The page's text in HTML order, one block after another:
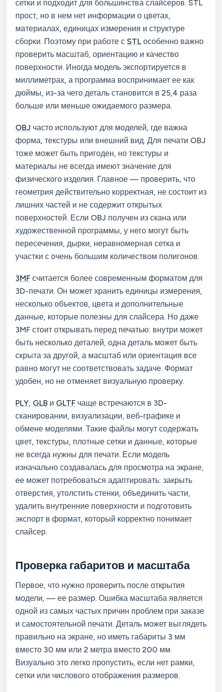
сетки и подходит для большинства слайсеров. STL
прост, но в нем нет информации о цветах,
материалах, единицах измерения и структуре
сборки. Поэтому при работе с STL особенно важно
проверить масштаб, ориентацию и качество
поверхности. Иногда модель экспортируется в
миллиметрах, а программа воспринимает ее как
дюймы, из-за чего деталь становится в 25,4 раза
больше или меньше ожидаемого размера.
OBJ часто используют для моделей, где важна
форма, текстуры или внешний вид. Для печати OBJ
тоже может быть пригоден, но текстуры и
материалы не всегда имеют значение для
физического изделия. Главное — проверить, что
геометрия действительно корректная, не состоит из
лишних частей и не содержит открытых
поверхностей. Если OBJ получен из скана или
художественной программы, у него могут быть
пересечения, дырки, неравномерная сетка и
участки с очень большим количеством полигонов.
3MF считается более современным форматом для
3D-печати. Он может хранить единицы измерения,
несколько объектов, цвета и дополнительные
данные, которые полезны для слайсера. Но даже
3MF стоит открывать перед печатью: внутри может
быть несколько деталей, одна деталь может быть
скрыта за другой, а масштаб или ориентация все
равно могут не соответствовать задаче. Формат
удобен, но не отменяет визуальную проверку.
PLY, GLB и GLTF чаще встречаются в 3D-
сканировании, визуализации, веб-графике и
обмене моделями. Такие файлы могут содержать
цвет, текстуры, плотные сетки и данные, которые
не всегда нужны для печати. Если модель
изначально создавалась для просмотра на экране,
ее может потребоваться адаптировать: закрыть
отверстия, утолстить стенки, объединить части,
удалить внутренние поверхности и подготовить
экспорт в формат, который корректно понимает
слайсер.
Проверка габаритов и масштаба
Первое, что нужно проверить после открытия
модели, — ее размер. Ошибка масштаба является
одной из самых частых причин проблем при заказе
и самостоятельной печати. Деталь может выглядеть
правильно на экране, но иметь габариты 3 мм
вместо 30 мм или 2 метра вместо 200 мм.
Визуально это легко пропустить, если нет рамки,
сетки или числового отображения размеров.